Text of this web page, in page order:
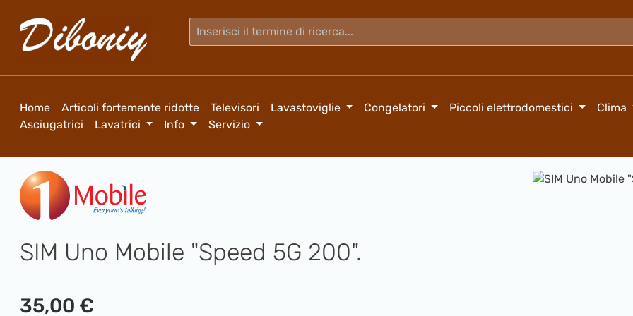
al contenuto principale
Salta alla ricerca
Passa alla navigazione principale
Home Articoli fortemente ridotte Televisori Lavastoviglie Congelatori Piccoli elettrodomestici Clima
Asciugatrici
Lavatrici Info Servizio
Salta la galleria di immagini
SIM Uno Mobile "Speed 5G 200".
Prezzo normale:
35,00 €